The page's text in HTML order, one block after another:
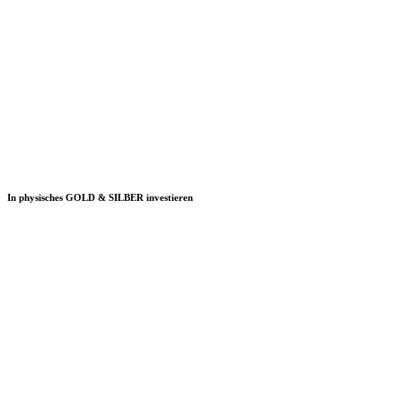
In physisches GOLD & SILBER investieren